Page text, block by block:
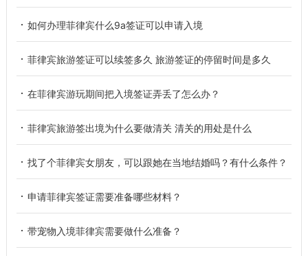
如何办理菲律宾什么9a签证可以申请入境
菲律宾旅游签证可以续签多久 旅游签证的停留时间是多久
在菲律宾游玩期间把入境签证弄丢了怎么办？
菲律宾旅游签出境为什么要做清关 清关的用处是什么
找了个菲律宾女朋友，可以跟她在当地结婚吗？有什么条件？
申请菲律宾签证需要准备哪些材料？
带宠物入境菲律宾需要做什么准备？